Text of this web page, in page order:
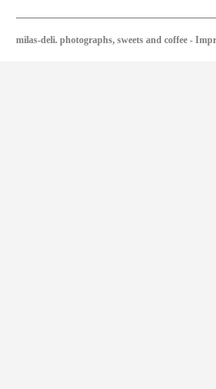
milas-deli. photographs, sweets and coffee -